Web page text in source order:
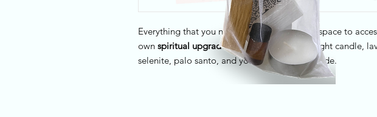
Everything that you need to create your own space to
own spiritual upgrade. The kit contains: tea light candle,
selenite, palo santo, and your step-by-step guide.